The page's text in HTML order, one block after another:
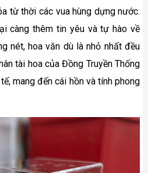
từ thời các vua hùng dựng nước.
càng thêm tin yêu và tự hào về
nét, hoa văn dù là nhỏ nhất đều
tài hoa của Đồng Truyền Thống
mang đến cái hồn và tính phong